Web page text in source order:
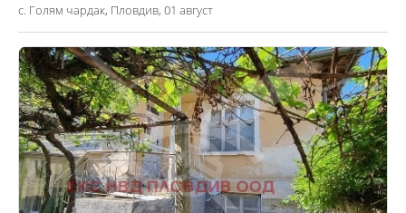
с. Голям чардак, Пловдив, 01 август